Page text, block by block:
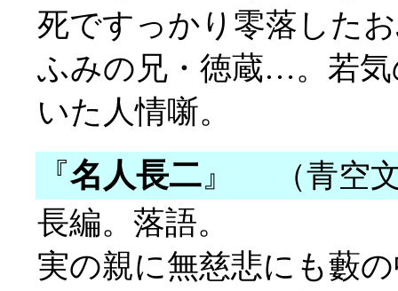
死ですっかり零落した
ふみの兄・徳蔵…。若
いた人情噺。
『名人長二 』
（青空
長編。落語。
実の親に無慈悲にも藪